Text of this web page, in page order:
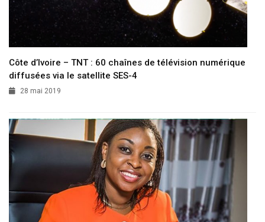
Côte d’Ivoire – TNT : 60 chaînes de télévision numérique
diffusées via le satellite SES-4
28 mai 2019